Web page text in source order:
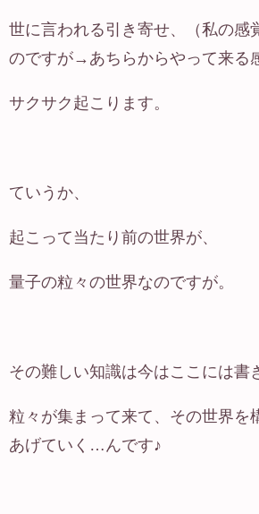
世に言われる引き寄せ、（私の感
のですが→あちらからやって来る
サクサク起こります。
ていうか、
起こって当たり前の世界が、
量子の粒々の世界なのですが。
その難しい知識は今はここには書
粒々が集まって来て、その世界を
あげていく…んです♪